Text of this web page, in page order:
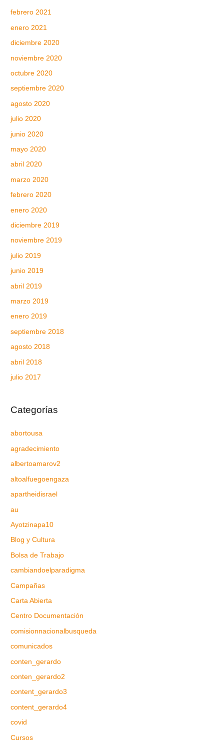
febrero 2021
enero 2021
diciembre 2020
noviembre 2020
octubre 2020
septiembre 2020
agosto 2020
julio 2020
junio 2020
mayo 2020
abril 2020
marzo 2020
febrero 2020
enero 2020
diciembre 2019
noviembre 2019
julio 2019
junio 2019
abril 2019
marzo 2019
enero 2019
septiembre 2018
agosto 2018
abril 2018
julio 2017
Categorías
abortousa
agradecimiento
albertoamarov2
altoalfuegoengaza
apartheidisrael
au
Ayotzinapa10
Blog y Cultura
Bolsa de Trabajo
cambiandoelparadigma
Campañas
Carta Abierta
Centro Documentación
comisionnacionalbusqueda
comunicados
conten_gerardo
conten_gerardo2
content_gerardo3
content_gerardo4
covid
Cursos